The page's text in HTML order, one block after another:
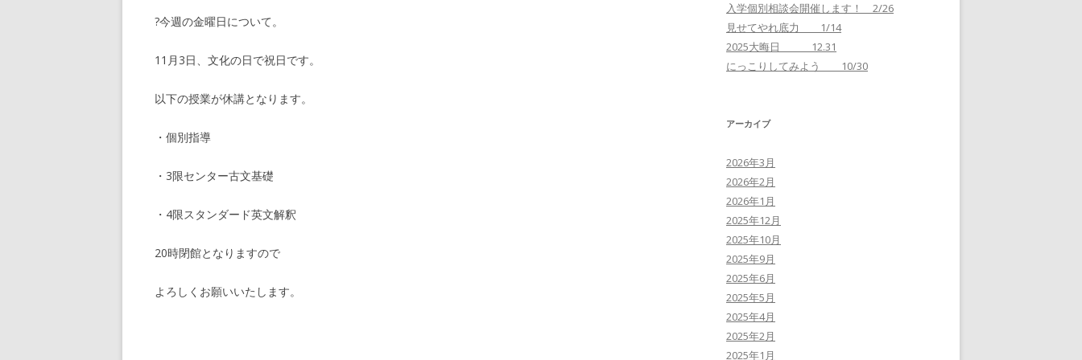
?今週の金曜日について。
11月3日、文化の日で祝日です。
以下の授業が休講となります。
・個別指導
・3限センター古文基礎
・4限スタンダード英文解釈
20時閉館となりますので
よろしくお願いいたします。
入学個別相談会開催します！ 2/26
見せてやれ底力 1/14
2025大晦日 12.31
にっこりしてみよう 10/30
アーカイブ
2026年3月
2026年2月
2026年1月
2025年12月
2025年10月
2025年9月
2025年6月
2025年5月
2025年4月
2025年2月
2025年1月